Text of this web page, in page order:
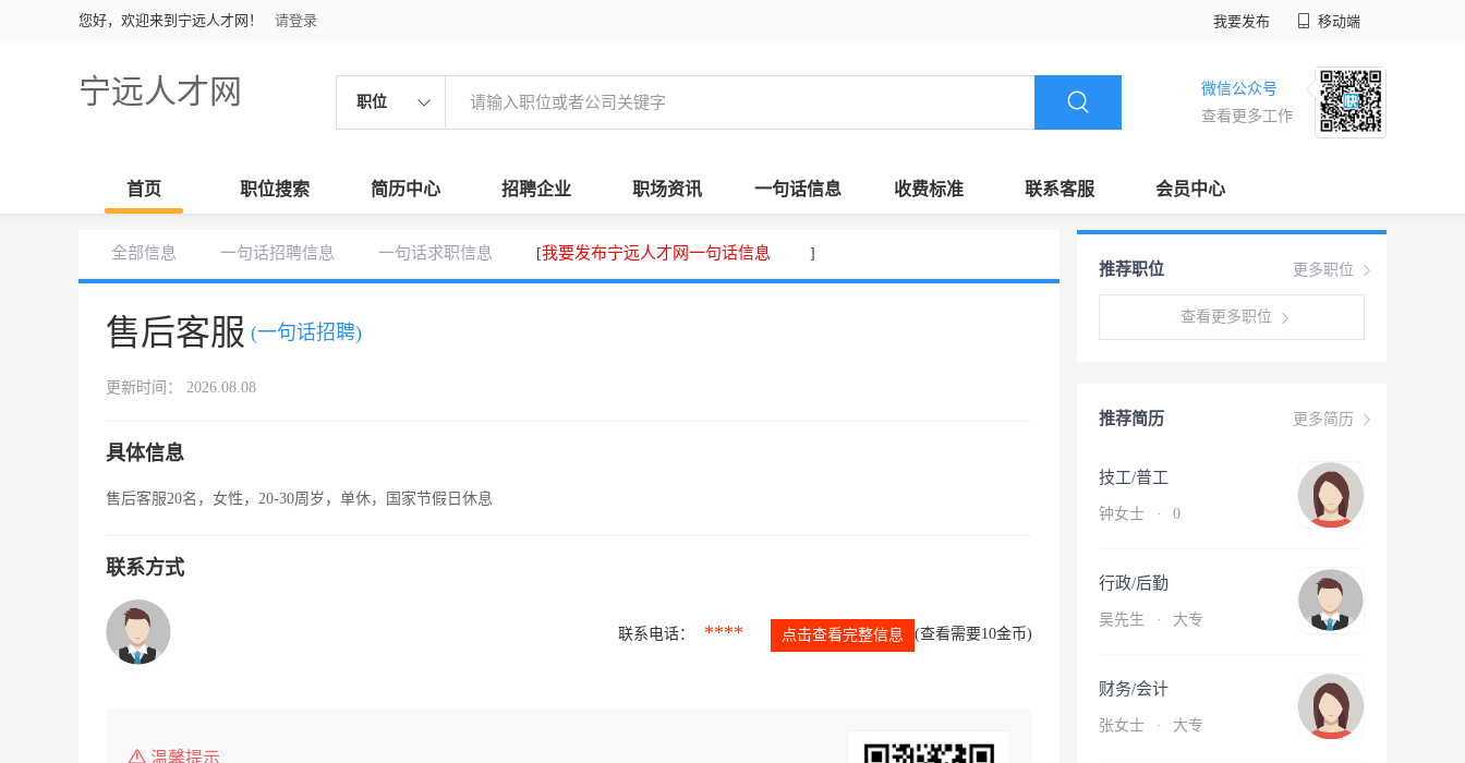
您好，欢迎来到宁远人才网！ 请登录 我要发布 移动端
宁远人才网 职位
微信公众号
查看更多工作
首页 职位搜索 简历中心 招聘企业 职场资讯 一句话信息 收费标准 联系客服 会员中心
全部信息 一句话招聘信息 一句话求职信息 [我要发布宁远人才网一句话信息 ]
售后客服 (一句话招聘)
更新时间： 2026.08.08
具体信息
售后客服20名，女性，20-30周岁，单休，国家节假日休息
联系方式
联系电话： **** 点击查看完整信息 (查看需要10金币)
温馨提示
更多职位
推荐职位
查看更多职位
更多简历
推荐简历
技工/普工
钟女士 · 0
行政/后勤
吴先生 · 大专
财务/会计
张女士 · 大专